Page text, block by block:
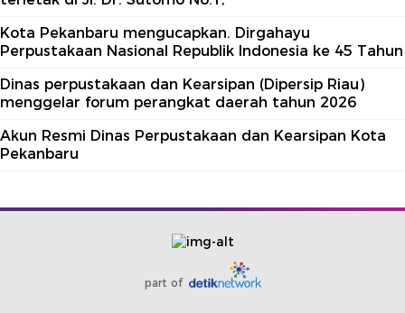
Kota Pekanbaru mengucapkan. Dirgahayu
Perpustakaan Nasional Republik Indonesia ke 45 Tahun
Dinas perpustakaan dan Kearsipan (Dipersip Riau)
menggelar forum perangkat daerah tahun 2026
Akun Resmi Dinas Perpustakaan dan Kearsipan Kota
Pekanbaru
part of